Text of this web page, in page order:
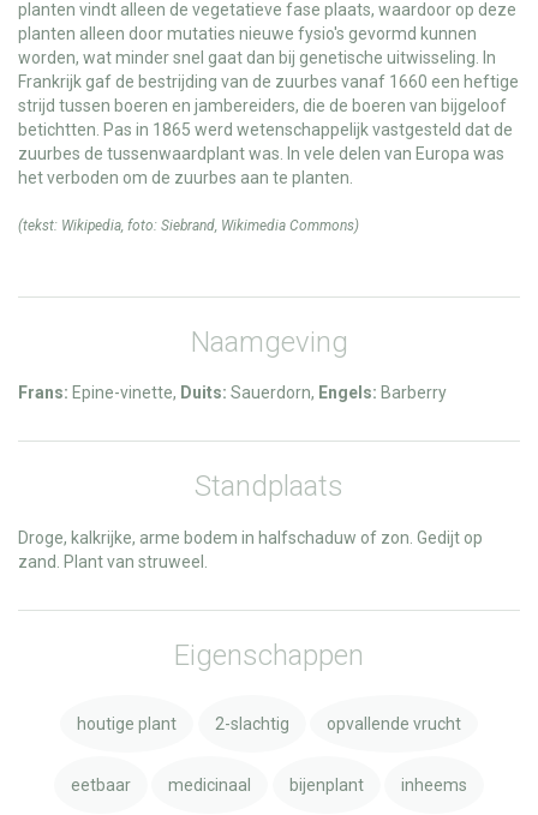
planten vindt alleen de vegetatieve fase plaats, waardoor op deze
planten alleen door mutaties nieuwe fysio's gevormd kunnen
worden, wat minder snel gaat dan bij genetische uitwisseling. In
Frankrijk gaf de bestrijding van de zuurbes vanaf 1660 een heftige
strijd tussen boeren en jambereiders, die de boeren van bijgeloof
betichtten. Pas in 1865 werd wetenschappelijk vastgesteld dat de
zuurbes de tussenwaardplant was. In vele delen van Europa was
het verboden om de zuurbes aan te planten.
(tekst: Wikipedia, foto: Siebrand, Wikimedia Commons)
Naamgeving
Frans: Epine-vinette, Duits: Sauerdorn, Engels: Barberry
Standplaats
Droge, kalkrijke, arme bodem in halfschaduw of zon. Gedijt op
zand. Plant van struweel.
Eigenschappen
houtige plant 2-slachtig opvallende vrucht
eetbaar medicinaal bijenplant inheems